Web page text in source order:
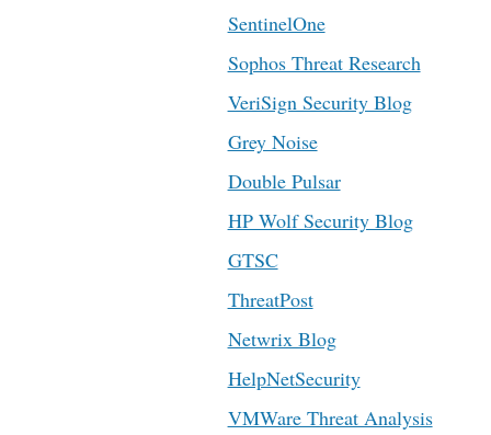
SentinelOne
Sophos Threat Research
VeriSign Security Blog
Grey Noise
Double Pulsar
HP Wolf Security Blog
GTSC
ThreatPost
Netwrix Blog
HelpNetSecurity
VMWare Threat Analysis